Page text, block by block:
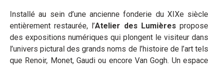
Installé au sein d’une ancienne fonderie du XIXe siècle
entièrement restaurée, l’Atelier des Lumières propose
des expositions numériques qui plongent le visiteur dans
l’univers pictural des grands noms de l’histoire de l’art tels
que Renoir, Monet, Gaudi ou encore Van Gogh. Un espace